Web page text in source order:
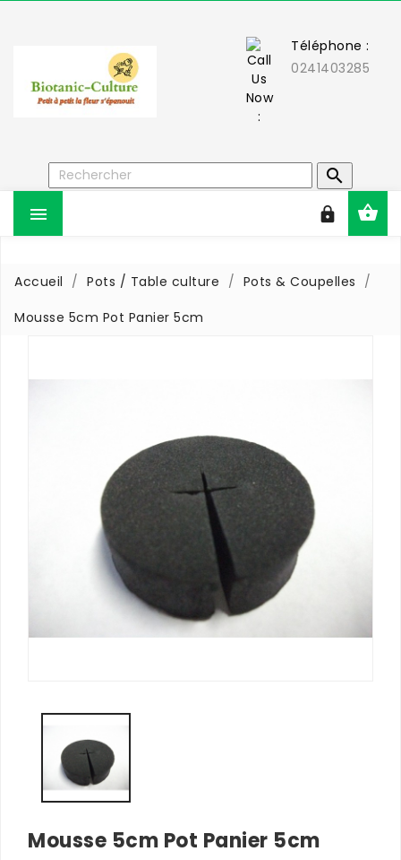
Téléphone :
0241403285



Accueil Pots / Table culture
Pots & Coupelles
Mousse 5cm Pot Panier 5cm
Mousse 5cm Pot Panier 5cm